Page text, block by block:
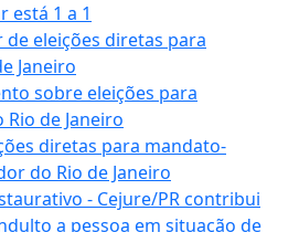
está 1 a 1
eleições diretas para
Janeiro
sobre eleições para
de Janeiro
diretas para mandato-
do Rio de Janeiro
- Cejure/PR contribui
a pessoa em situação de